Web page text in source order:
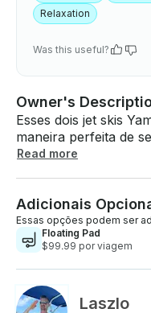
Relaxation
Was this useful?
Owner's
Esses dois jet skis
maneira perfeita de
escapadas em
Texas . Os jet skis não estão disponíveis para aluguel
separadamente.
Yamaha VX Cruiser - Cor: verde - Capacidade: 1-3
pessoas - Mais
com controle de
Gancho de reboque
Armazenamento de
Read more
Adicionais
Essas opções podem ser
Floating Pad
$99.99 por viagem
Laszlo